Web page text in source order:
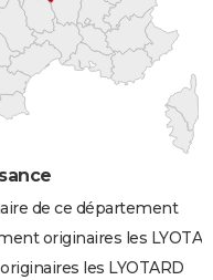
de ce département
originaires les
les LYOTARD